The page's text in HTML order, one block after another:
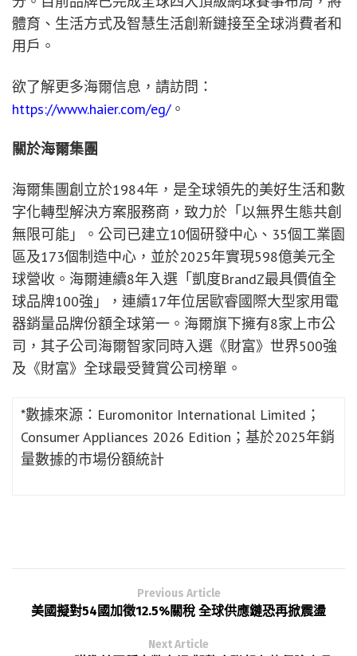
食材浪費並更高效地管理食材。現場還同步展出
Winery 7、I-Pro Shine Biovitae、Couture Collection 11
和Forni ID Serie 6等產品，涵蓋儲酒、洗護以及高端
廚電等多個領域。
除賽場展示外，海爾還將賽事氛圍帶到巴黎市中心協
和廣場(Place de la Concorde)——法國網球聯合會
展示其定制房車(Motorhome)，通過產品展示與互動
活動，串聯智能家電、體育運動與人文關懷。
海爾業務覆蓋全球200多個國家和地區，通過自主品
牌建設實現了卓越的全球增長。海爾在中國、美國、
澳大利亞和泰國等8個市場銷量第一；在意大利、日
本和尼日利亞等12個市場位列前三；在德國、摩洛哥
和沙特阿拉伯等8個市場躋身前五。
海爾與法網的合作，是其全球體育戰略的重要組成部
體育、生活方式及智慧生活創新鏈接至全球消費者和
用戶。
海爾集團創立於1984年，是全球領先的美好生活和數
字化轉型解決方案服務商，致力於「以無界生態共創
無限可能」。公司已建立10個研發中心、35個工業園